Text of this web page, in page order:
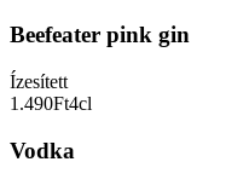
Beefeater pink gin
Ízesített
1.490Ft4cl
Vodka